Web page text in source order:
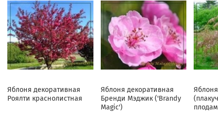
Яблоня декоративная
Роялти краснолистная
Яблоня декоративная
Бренди Мэджик ('Brandy
Magic')